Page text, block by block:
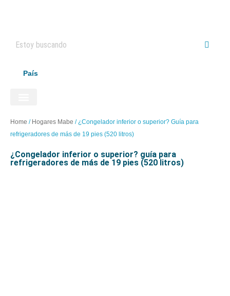
País
Home / Hogares Mabe /¿Congelador inferior o superior? Guía para
refrigeradores de más de 19 pies (520 litros)
¿congelador inferior o superior? guía para
refrigeradores de más de 19 pies (520 litros)